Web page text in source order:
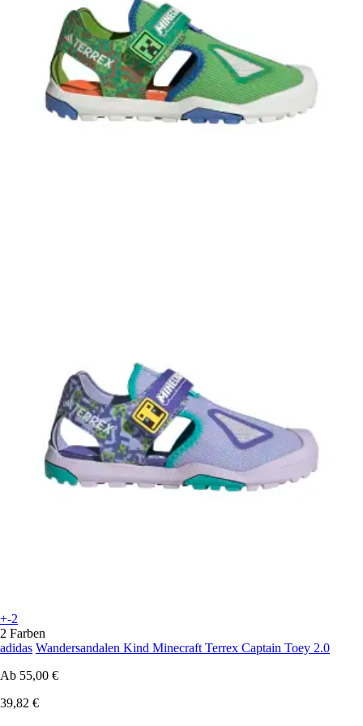
+-2
2 Farben
adidas Wandersandalen Kind Minecraft Terrex Captain Toey 2.0
Ab 55,00 €
39,82 €